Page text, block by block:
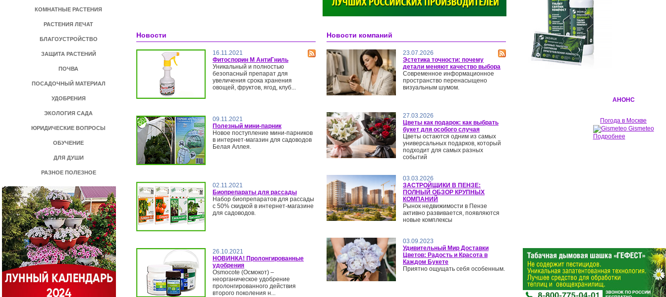
КОМНАТНЫЕ РАСТЕНИЯ
РАСТЕНИЯ ЛЕЧАТ
БЛАГОУСТРОЙСТВО
ЗАЩИТА РАСТЕНИЙ
ПОЧВА
ПОСАДОЧНЫЙ МАТЕРИАЛ
УДОБРЕНИЯ
ЭКОЛОГИЯ САДА
ЮРИДИЧЕСКИЕ ВОПРОСЫ
ОБУЧЕНИЕ
ДЛЯ ДУШИ
РАЗНОЕ ПОЛЕЗНОЕ
Новости
16.11.2021
Фитоспорин М АнтиГниль
Уникальный и полностью
безопасный препарат для
увеличения срока хранения
овощей, фруктов, ягод, клуб...
09.11.2021
Полезный мини-парник
Новое поступление мини-парников
в интернет-магазин для садоводов
Белая Аллея.
02.11.2021
Биопрепараты для рассады
Набор биопрепаратов для рассады
с 50% скидкой в интернет-магазине
для садоводов.
26.10.2021
НОВИНКА! Пролонгированные
удобрения
Osmocote (Осмокот) –
неорганическое удобрение
пролонгированного действия
второго поколения н...
Новости компаний
23.07.2026
Эстетика точности: почему
детали меняют качество выбора
Современное информационное
пространство перенасыщено
визуальным шумом.
27.03.2026
Цветы как подарок: как выбрать
букет для особого случая
Цветы остаются одним из самых
универсальных подарков, который
подходит для самых разных
событий
03.03.2026
ЗАСТРОЙЩИКИ В ПЕНЗЕ:
ПОЛНЫЙ ОБЗОР КРУПНЫХ
КОМПАНИЙ
Рынок недвижимости в Пензе
активно развивается, появляются
новые комплексы
03.09.2023
Удивительный Мир Доставки
Цветов: Радость и Красота в
Каждом Букете
Приятно ощущать себя особенным.
АНОНС
Погода в Москве
Gismeteo
Подробнее